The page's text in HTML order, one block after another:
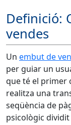
Definició:
vendes
Un embut de
per guiar un
que té el primer
realitza una
seqüència de
psicològic